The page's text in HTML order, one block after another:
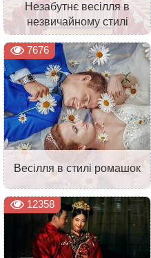
Незабутнє весілля в
незвичайному стилі
7676
Весілля в стилі ромашок
12358